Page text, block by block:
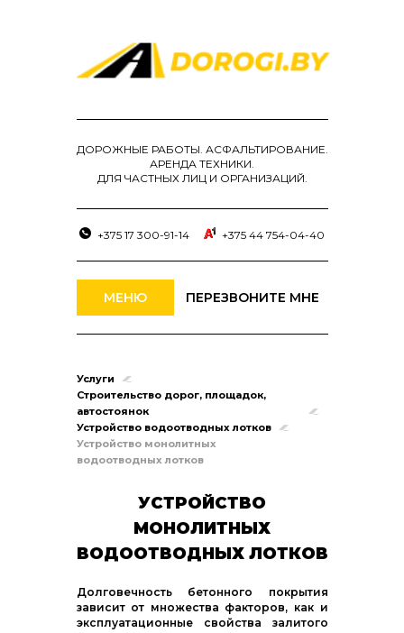
ДОРОЖНЫЕ РАБОТЫ. АСФАЛЬТИРОВАНИЕ.
АРЕНДА ТЕХНИКИ.
ДЛЯ ЧАСТНЫХ ЛИЦ И ОРГАНИЗАЦИЙ.
+375 17 300-91-14 +375 44 754-04-40
МЕНЮ ПЕРЕЗВОНИТЕ МНЕ
Услуги
Строительство дорог, площадок,
автостоянок
Устройство водоотводных лотков
Устройство монолитных
водоотводных лотков
УСТРОЙСТВО
МОНОЛИТНЫХ
ВОДООТВОДНЫХ ЛОТКОВ
Долговечность бетонного покрытия
зависит от множества факторов, как и
эксплуатационные свойства залитого